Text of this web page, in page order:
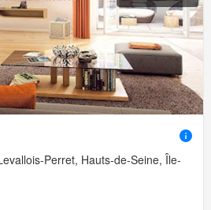
Perret, Hauts-de-Seine, Île-